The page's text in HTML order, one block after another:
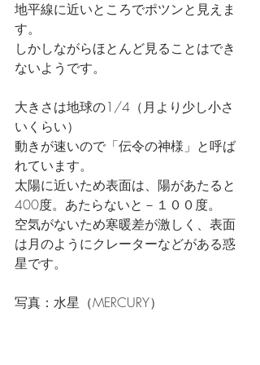
地平線に近いところでポツンと見えま
す。
しかしながらほとんど見ることはでき
ないようです。
大きさは地球の1/4（月より少し小さ
いくらい）
動きが速いので「伝令の神様」と呼ば
れています。
太陽に近いため表面は、陽があたると
400度。あたらないと－１００度。
空気がないため寒暖差が激しく、表面
は月のようにクレーターなどがある惑
星です。
写真：水星（MERCURY）